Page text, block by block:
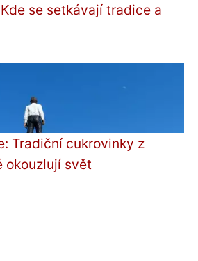
se setkávají tradice a
Tradiční cukrovinky z
okouzlují svět